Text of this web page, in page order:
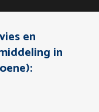
en
in